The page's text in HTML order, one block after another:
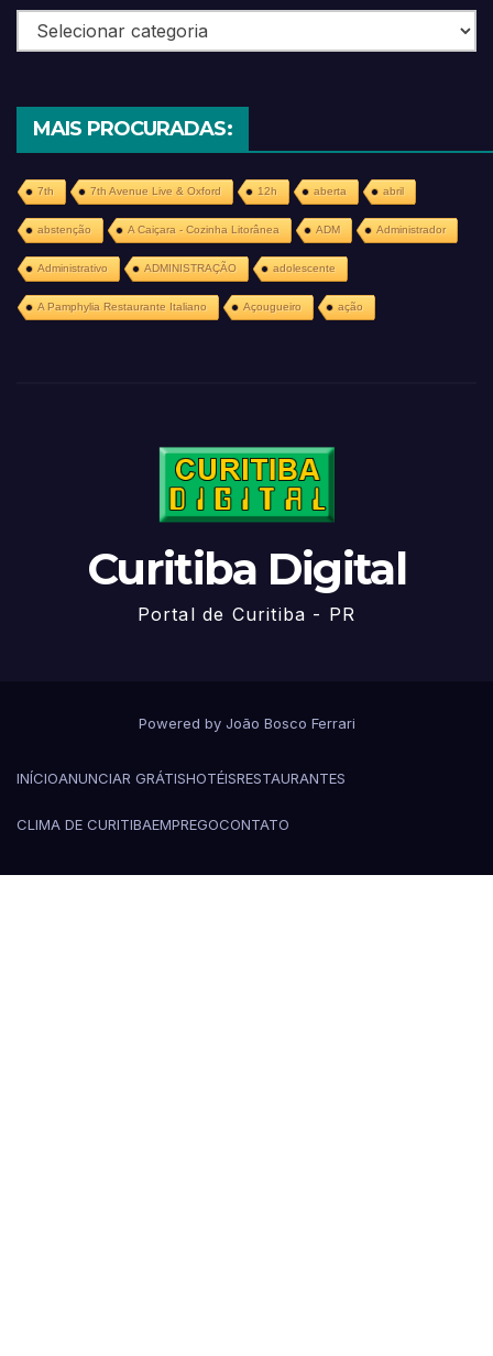
Categorias
MAIS PROCURADAS:
7th 7th Avenue Live & Oxford 12h aberta abril
abstenção A Caiçara - Cozinha Litorânea ADM Administrador
Administrativo ADMINISTRAÇÃO adolescente
A Pamphylia Restaurante Italiano Açougueiro ação
Curitiba Digital
Portal de Curitiba - PR
Powered by João Bosco Ferrari
INÍCIOANUNCIAR GRÁTISHOTÉISRESTAURANTES
CLIMA DE CURITIBAEMPREGOCONTATO